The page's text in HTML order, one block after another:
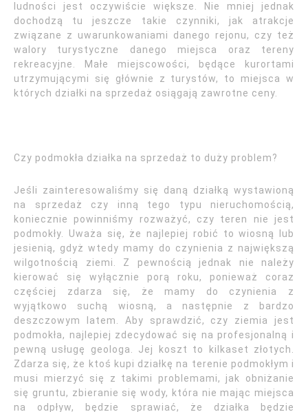
ludności jest oczywiście większe. Nie mniej jednak
dochodzą tu jeszcze takie czynniki, jak atrakcje
związane z uwarunkowaniami danego rejonu, czy też
walory turystyczne danego miejsca oraz tereny
rekreacyjne. Małe miejscowości, będące kurortami
utrzymującymi się głównie z turystów, to miejsca w
których działki na sprzedaż osiągają zawrotne ceny.
Czy podmokła działka na sprzedaż to duży problem?
Jeśli zainteresowaliśmy się daną działką wystawioną
na sprzedaż czy inną tego typu nieruchomością,
koniecznie powinniśmy rozważyć, czy teren nie jest
podmokły. Uważa się, że najlepiej robić to wiosną lub
jesienią, gdyż wtedy mamy do czynienia z największą
wilgotnością ziemi. Z pewnością jednak nie należy
kierować się wyłącznie porą roku, ponieważ coraz
częściej zdarza się, że mamy do czynienia z
wyjątkowo suchą wiosną, a następnie z bardzo
deszczowym latem. Aby sprawdzić, czy ziemia jest
podmokła, najlepiej zdecydować się na profesjonalną i
pewną usługę geologa. Jej koszt to kilkaset złotych.
Zdarza się, że ktoś kupi działkę na terenie podmokłym i
musi mierzyć się z takimi problemami, jak obniżanie
się gruntu, zbieranie się wody, która nie mając miejsca
na odpływ, będzie sprawiać, że działka będzie